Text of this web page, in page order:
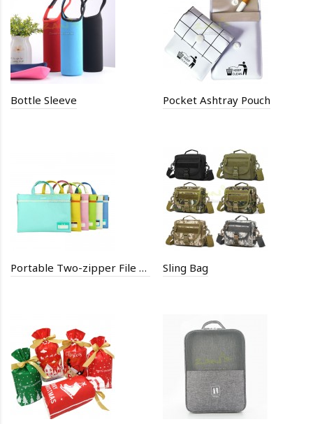
Bottle Sleeve Pocket Ashtray Pouch
Portable Two-zipper File Bag Sling Bag